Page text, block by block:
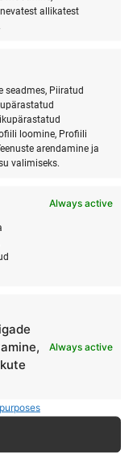
allikatest
seadmes, Piiratud
loomine, Profiili
arendamine ja
valimiseks.
Always active
Always active